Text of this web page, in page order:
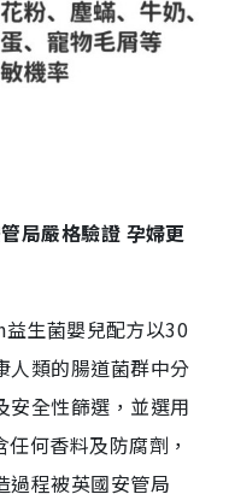
局嚴格驗證 孕婦更
生菌嬰兒配方以30
人類的腸道菌群中分
安全性篩選，並選用
何香料及防腐劑，
過程被英國安管局